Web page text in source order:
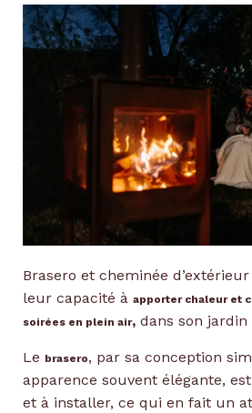
Brasero et cheminée
leur capacité à apporter chaleur et
soirées en plein air, dans son jardin
Le brasero, par sa conception
apparence souvent élégante,
et à installer, ce qui en fait un